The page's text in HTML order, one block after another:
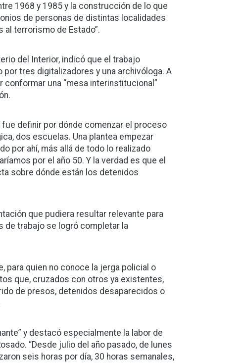
1968 y 1985 y la construcción de lo que
de personas de distintas localidades
al terrorismo de Estado”.
del Interior, indicó que el trabajo
tres digitalizadores y una archivóloga. A
una “mesa interinstitucional”
definir por dónde comenzar el proceso
dos escuelas. Una plantea empezar
por ahí, más allá de todo lo realizado
por el año 50. Y la verdad es que el
sobre dónde están los detenidos
que pudiera resultar relevante para
de trabajo se logró completar la
para quien no conoce la jerga policial o
que, cruzados con otros ya existentes,
de presos, detenidos desaparecidos o
y destacó especialmente la labor de
“Desde julio del año pasado, de lunes
seis horas por día, 30 horas semanales,